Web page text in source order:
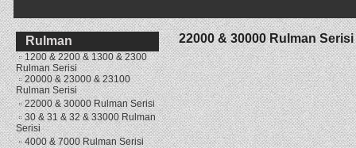
Rulman
1200 & 2200 & 1300 & 2300
Rulman Serisi
20000 & 23000 & 23100
Rulman Serisi
22000 & 30000 Rulman Serisi
30 & 31 & 32 & 33000 Rulman
Serisi
4000 & 7000 Rulman Serisi
22000 & 30000 Rulman Serisi